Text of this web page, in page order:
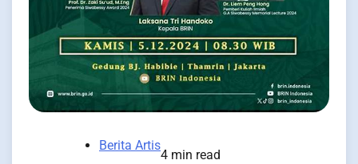
Berita Artis
4 min read